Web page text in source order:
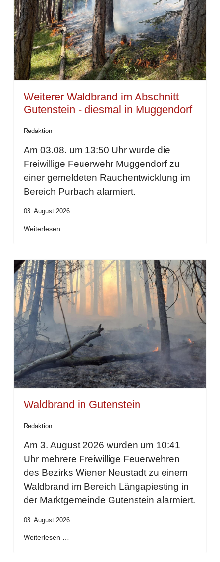
Weiterer Waldbrand im Abschnitt
Gutenstein - diesmal in Muggendorf
Redaktion
Am 03.08. um 13:50 Uhr wurde die
Freiwillige Feuerwehr Muggendorf zu
einer gemeldeten Rauchentwicklung im
Bereich Purbach alarmiert.
03. August 2026
Weiterlesen …
Waldbrand in Gutenstein
Redaktion
Am 3. August 2026 wurden um 10:41
Uhr mehrere Freiwillige Feuerwehren
des Bezirks Wiener Neustadt zu einem
Waldbrand im Bereich Längapiesting in
der Marktgemeinde Gutenstein alarmiert.
03. August 2026
Weiterlesen …